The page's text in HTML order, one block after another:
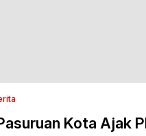
Kota Ajak